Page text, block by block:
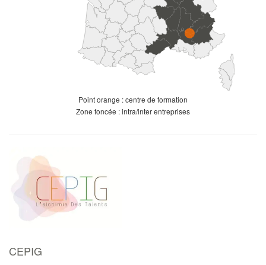
Point orange : centre de formation
Zone foncée : intra/inter entreprises
CEPIG